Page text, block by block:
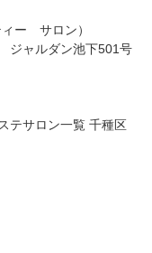
ー サロン）
ジャルダン池下501号
テサロン一覧 千種区